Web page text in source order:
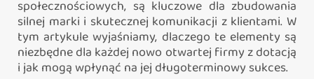
społecznościowych, są kluczowe dla zbudowania
silnej marki i skutecznej komunikacji z klientami. W
tym artykule wyjaśniamy, dlaczego te elementy są
niezbędne dla każdej nowo otwartej firmy z dotacją
i jak mogą wpłynąć na jej długoterminowy sukces.